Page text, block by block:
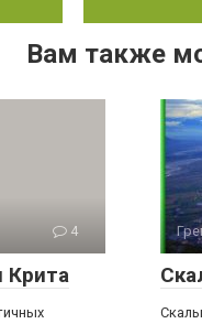
Вам также
4
Крита